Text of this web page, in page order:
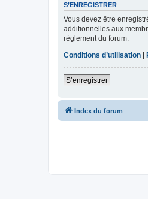
S’ENREGISTRER
Vous devez être
additionnelles aux
règlement du forum.
Conditions d’utilisation |
S’enregistrer
Index du forum